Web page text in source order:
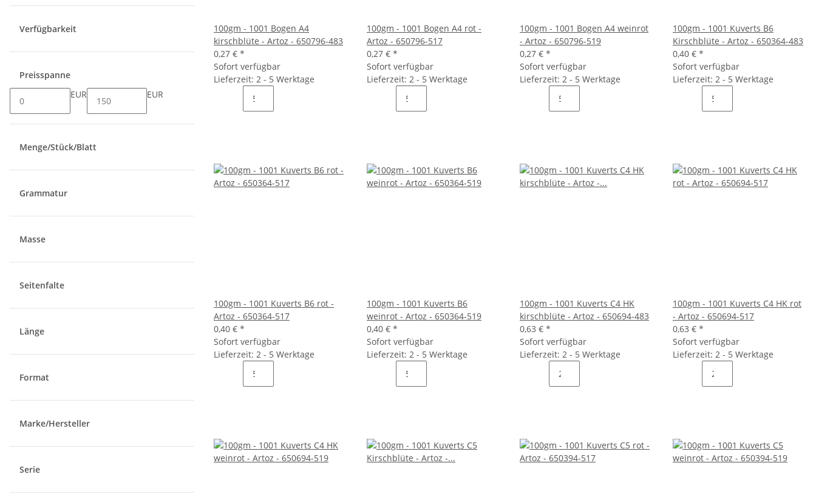
100gm - 1001 Bogen A4
kirschblüte - Artoz - 650796-483
0,27 € *
Sofort verfügbar
Lieferzeit: 2 - 5 Werktage
100gm - 1001 Bogen A4 rot -
Artoz - 650796-517
0,27 € *
Sofort verfügbar
Lieferzeit: 2 - 5 Werktage
100gm - 1001 Bogen A4 weinrot
- Artoz - 650796-519
0,27 € *
Sofort verfügbar
Lieferzeit: 2 - 5 Werktage
100gm - 1001 Kuverts B6
Kirschblüte - Artoz - 650364-483
0,40 € *
Sofort verfügbar
Lieferzeit: 2 - 5 Werktage
100gm - 1001 Kuverts B6 rot -
Artoz - 650364-517
0,40 € *
Sofort verfügbar
Lieferzeit: 2 - 5 Werktage
100gm - 1001 Kuverts B6
weinrot - Artoz - 650364-519
0,40 € *
Sofort verfügbar
Lieferzeit: 2 - 5 Werktage
100gm - 1001 Kuverts C4 HK
kirschblüte - Artoz - 650694-483
0,63 € *
Sofort verfügbar
Lieferzeit: 2 - 5 Werktage
100gm - 1001 Kuverts C4 HK rot
- Artoz - 650694-517
0,63 € *
Sofort verfügbar
Lieferzeit: 2 - 5 Werktage
Verfügbarkeit
Preisspanne
EUR
EUR
Menge/Stück/Blatt
Grammatur
Masse
Seitenfalte
Länge
Format
Marke/Hersteller
Serie